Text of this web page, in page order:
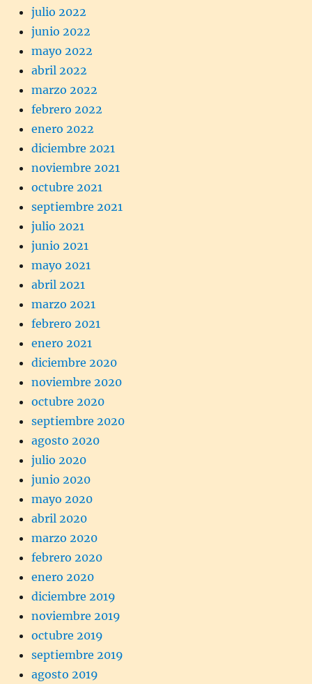
julio 2022
junio 2022
mayo 2022
abril 2022
marzo 2022
febrero 2022
enero 2022
diciembre 2021
noviembre 2021
octubre 2021
septiembre 2021
julio 2021
junio 2021
mayo 2021
abril 2021
marzo 2021
febrero 2021
enero 2021
diciembre 2020
noviembre 2020
octubre 2020
septiembre 2020
agosto 2020
julio 2020
junio 2020
mayo 2020
abril 2020
marzo 2020
febrero 2020
enero 2020
diciembre 2019
noviembre 2019
octubre 2019
septiembre 2019
agosto 2019